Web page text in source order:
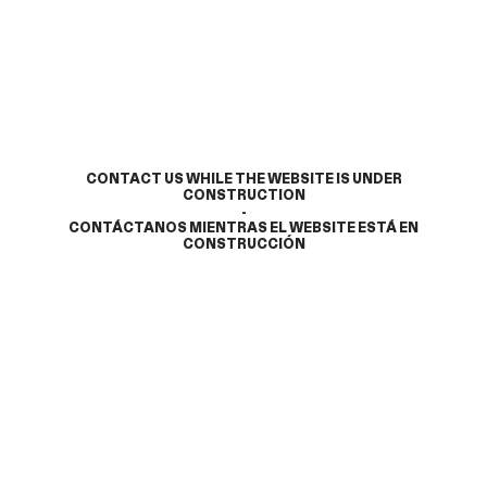
CONTACT US WHILE THE WEBSITE IS UNDER
CONSTRUCTION
-
CONTÁCTANOS MIENTRAS EL WEBSITE ESTÁ EN
CONSTRUCCIÓN